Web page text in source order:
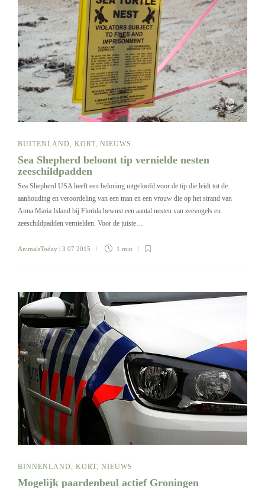
BUITENLAND, KORT, NIEUWS
Sea Shepherd beloont tip vernielde nesten
zeeschildpadden
Sea Shepherd USA heeft een beloning uitgeloofd voor de tip die leidt tot de
aanhouding en veroordeling van een man en een vrouw die op het strand van
Anna Maria Island bij Florida bewust een aantal nesten van zeevogels en
zeeschildpadden vernielden. Voor de juiste…
AnimalsToday | 3 07 2015 1 min
BINNENLAND, KORT, NIEUWS
Mogelijk paardenbeul actief Groningen